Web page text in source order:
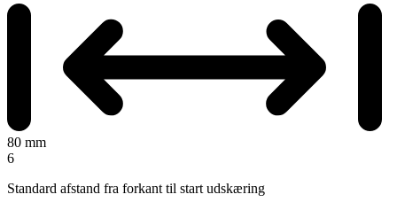
80 mm
6
Standard afstand fra forkant til start udskæring